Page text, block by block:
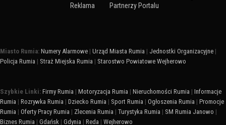
Reklama
Partnerzy Portalu
Miasto Rumia: Numery Alarmowe | Urząd Miasta Rumia | Jednostki Organizacyjne |
Policja Rumia | Straż Miejska Rumia | Starostwo Powiatowe Wejherowo
Szybkie Linki: Firmy Rumia | Motoryzacja Rumia | Nieruchomości Rumia | Informacje
Rumia | Rozrywka Rumia | Dziecko Rumia | Sport Rumia | Ogłoszenia Rumia | Promocje
Rumia | Oferty Pracy Rumia | Zlecenia Rumia | Turystyka Rumia | SM Rumia Janowo |
Biznes Rumia | Gdańsk | Gdynia | Reda | Wejherowo